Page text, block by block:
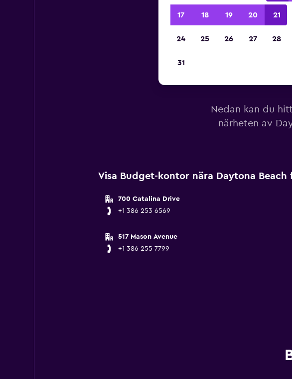
Nedan kan du
närheten av
Visa Budget-kontor nära Daytona Beach
700 Catalina Drive
+1 386 253 6569
517 Mason Avenue
+1 386 255 7799
17 18 19 20 21
24 25 26 27 28
31